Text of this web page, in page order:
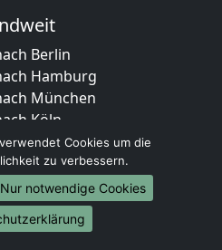
Berlin
Hamburg
München
Köln
Frankfurt am Main
Stuttgart
Düsseldorf
Leipzig
Dortmund
Cookies um die
zu verbessern.
Nur notwendige Cookies